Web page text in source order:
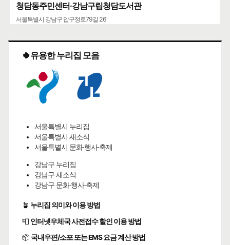
청담동주민센터·강남구립청담도서관
서울특별시 강남구 압구정로79길 26
🍀유용한 누리집 모음
서울특별시 누리집
서울특별시 새소식
서울특별시 문화·행사·축제
강남구 누리집
강남구 새소식
강남구 문화·행사·축제
🪴 누리집 의미와 이용 방법
📮 인터넷우체국 사전접수 할인 이용 방법
📦 국내우편/소포 또는 EMS 요금 계산 방법